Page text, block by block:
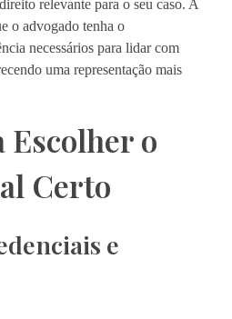
relevante para o seu caso. A
o advogado tenha o
necessários para lidar com
uma representação mais
Escolher o
Certo
e